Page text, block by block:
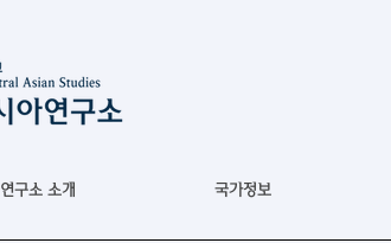
연구소 소개 국가정보